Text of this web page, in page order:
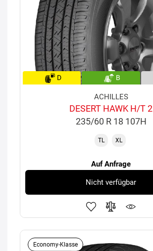
D B
ACHILLES
DESERT HAWK H/T 2
235/60 R 18 107H
TL XL
Auf Anfrage
Nicht verfügbar
Economy-Klasse